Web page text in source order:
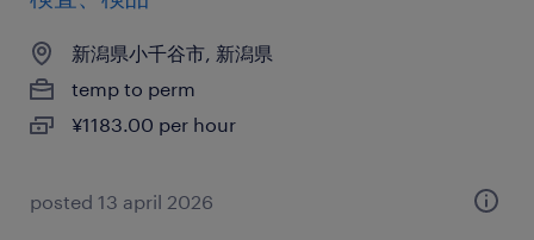
新潟県小千谷市, 新潟県
temp to perm
¥1183.00 per hour
posted 13 april 2026